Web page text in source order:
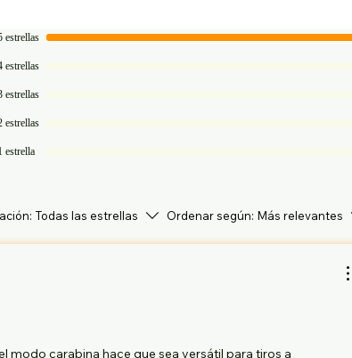
estrellas
estrellas
estrellas
estrellas
estrella
Todas las estrellas Ordenar según: Más relevantes
modo carabina hace que sea versátil para tiros a